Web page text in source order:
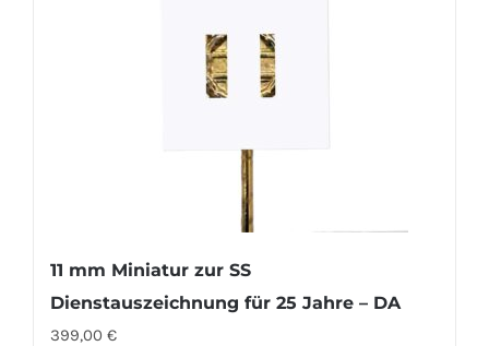
11 mm Miniatur zur SS
Dienstauszeichnung für 25 Jahre – DA
399,00 €